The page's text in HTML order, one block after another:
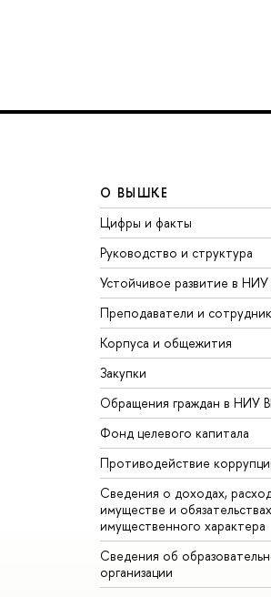
О ВЫШКЕ
Цифры и факты
Руководство и структура
Устойчивое развитие в
Преподаватели и
Корпуса и общежития
Закупки
Обращения граждан в НИУ
Фонд целевого капитала
Противодействие
Сведения о доходах,
имуществе и обязательствах
имущественного характера
Сведения об
организации